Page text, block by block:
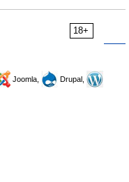
18+
Joomla,
Drupal,